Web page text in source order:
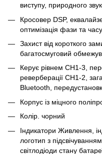
виступу, природного
Кросовер DSP,
оптимізація фази та часу
Захист від короткого
багатосмуговий
Керує рівнем CH1-3,
реверберації CH1-2,
Bluetooth,
Корпус із міцного
Колір. чорний
Індикатори Живлення,
логотип з
світлодіоди стану